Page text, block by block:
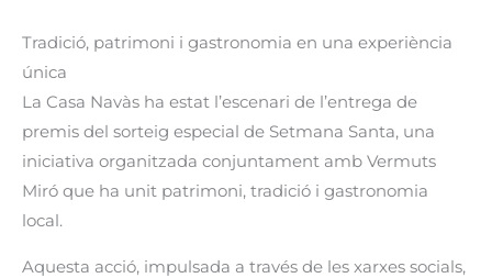
Tradició, patrimoni i gastronomia en una experiència
única
La Casa Navàs ha estat l’escenari de l’entrega de
premis del sorteig especial de Setmana Santa, una
iniciativa organitzada conjuntament amb Vermuts
Miró que ha unit patrimoni, tradició i gastronomia
local.
Aquesta acció, impulsada a través de les xarxes socials,